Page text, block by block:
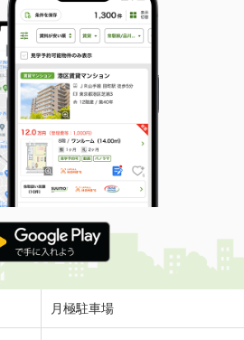
岡山県岡山市中区八幡
42.04m²
1LDK
3.10万円
岡山県岡山市北区撫川
19.87m²
4.40万円
月極駐車場